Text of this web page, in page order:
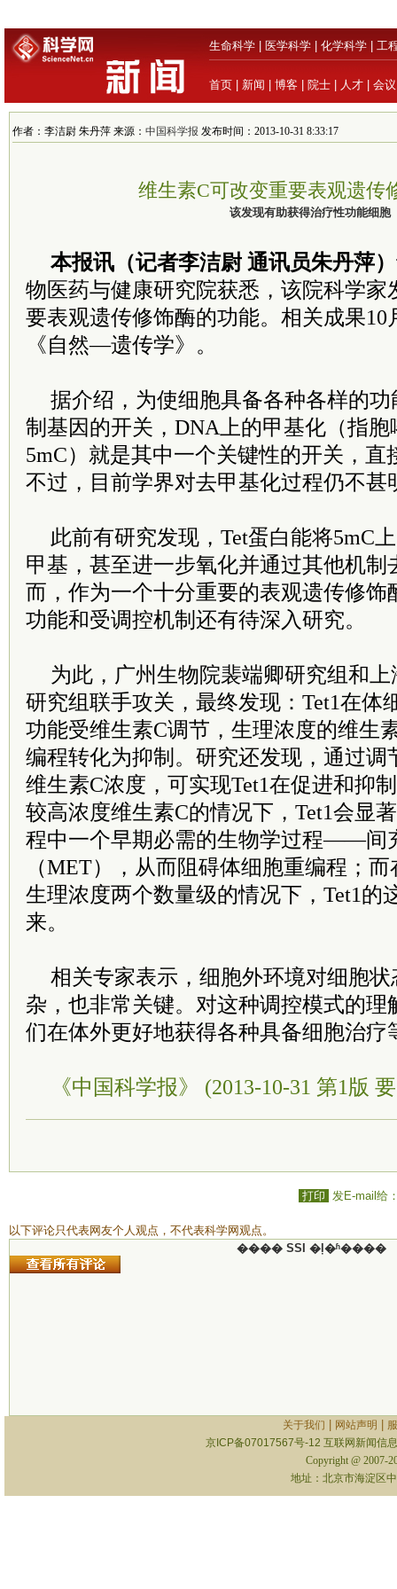
生命科学 医学科学 化学科学 工
首页 新闻 博客 院士 人才 会议
作者：李洁尉 朱丹萍 来源： 中国科学报 发布时间：2013-10-31 8:33:17
维生素C可改变重要表观遗传
该发现有助获得治疗性功能细胞
本报讯（记者李洁尉 通讯员朱丹萍）
物医药与健康研究院获悉，该院科学家
要表观遗传修饰酶的功能。相关成果10
《自然—遗传学》。
据介绍，为使细胞具备各种各样的
制基因的开关，DNA上的甲基化（指
5mC）就是其中一个关键性的开关，直
不过，目前学界对去甲基化过程仍不甚
此前有研究发现，Tet蛋白能将5mC
甲基，甚至进一步氧化并通过其他机制
而，作为一个十分重要的表观遗传修饰
功能和受调控机制还有待深入研究。
为此，广州生物院裴端卿研究组和
研究组联手攻关，最终发现：Tet1在体
功能受维生素C调节，生理浓度的维生
编程转化为抑制。研究还发现，通过调
维生素C浓度，可实现Tet1在促进和抑
较高浓度维生素C的情况下，Tet1会显
程中一个早期必需的生物学过程——间
（MET），从而阻碍体细胞重编程；
生理浓度两个数量级的情况下，Tet1的
来。
相关专家表示，细胞外环境对细胞
杂，也非常关键。对这种调控模式的理
们在体外更好地获得各种具备细胞治疗
《中国科学报》 (2013-10-31 第1版
打印 发E-mail给
以下评论只代表网友个人观点，不代表科学网观点。
���� SSI �ļ�ʱ����
关于我们 网站声明
京ICP备07017567号-12 互联网新闻信
Copyright @ 2007-
地址：北京市海淀区